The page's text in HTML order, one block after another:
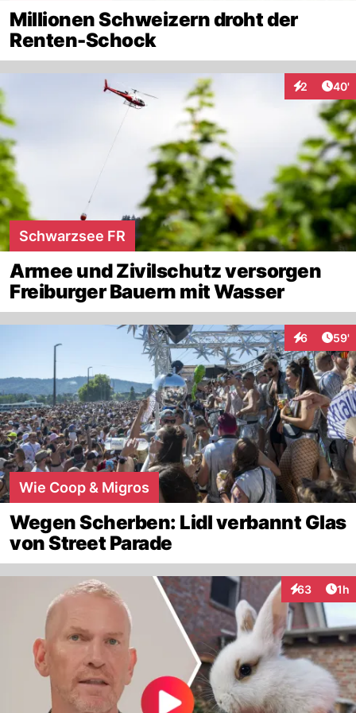
Millionen Schweizern droht der
Renten-Schock
2 40'
Schwarzsee FR
Armee und Zivilschutz versorgen
Freiburger Bauern mit Wasser
6 59'
Wie Coop & Migros
Wegen Scherben: Lidl verbannt Glas
von Street Parade
63
Interaktionen
1h